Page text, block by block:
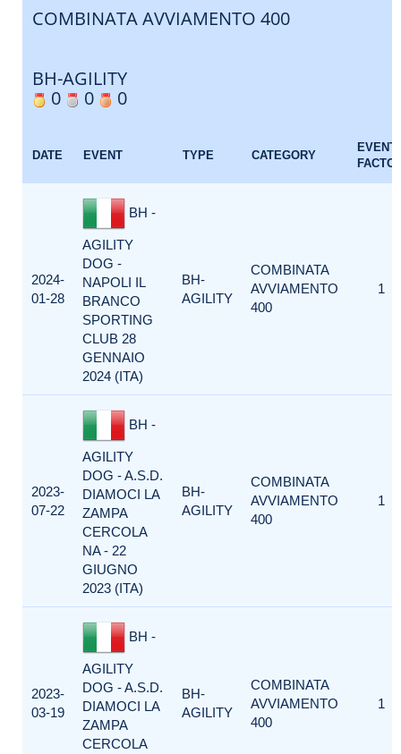
COMBINATA AVVIAMENTO 400
BH-AGILITY
0
0 0
DATE EVENT TYPE CATEGORY
EVENT
2024-
01-28
BH -
AGILITY
DOG -
NAPOLI IL
BRANCO
SPORTING
CLUB 28
GENNAIO
2024 (ITA)
BH-
AGILITY
COMBINATA
AVVIAMENTO
400
1
2023-
07-22
BH -
AGILITY
DOG - A.S.D.
DIAMOCI LA
ZAMPA
CERCOLA
NA - 22
GIUGNO
2023 (ITA)
BH-
AGILITY
COMBINATA
AVVIAMENTO
400
1
2023-
03-19
BH -
AGILITY
DOG - A.S.D.
DIAMOCI LA
ZAMPA
CERCOLA
BH-
AGILITY
COMBINATA
AVVIAMENTO
400
1